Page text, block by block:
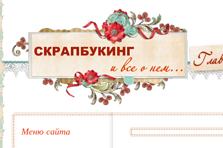
Меню сайта